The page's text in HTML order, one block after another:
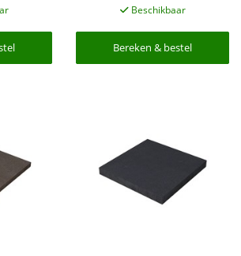
Beschikbaar
Bereken & bestel
Bereken & bestel